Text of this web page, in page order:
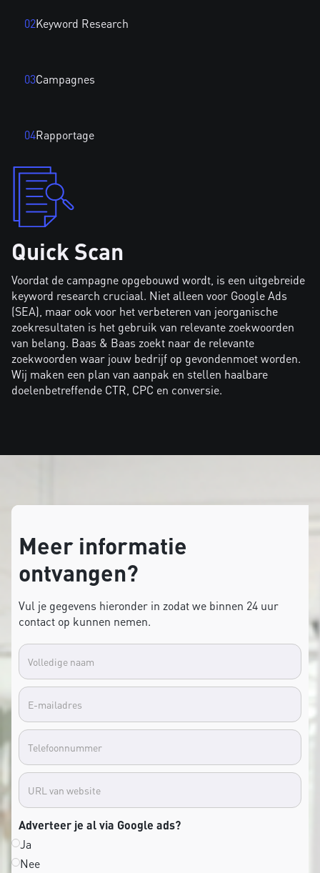
02Keyword Research
03Campagnes
04Rapportage
Quick Scan
Voordat de campagne opgebouwd wordt, is een uitgebreide
keyword research cruciaal. Niet alleen voor Google Ads
(SEA), maar ook voor het verbeteren van jeorganische
zoekresultaten is het gebruik van relevante zoekwoorden
van belang. Baas & Baas zoekt naar de relevante
zoekwoorden waar jouw bedrijf op gevondenmoet worden.
Wij maken een plan van aanpak en stellen haalbare
doelenbetreffende CTR, CPC en conversie.
Meer informatie
ontvangen?
Vul je gegevens hieronder in zodat we binnen 24 uur
contact op kunnen nemen.
Adverteer je al via Google ads?
Ja
Nee